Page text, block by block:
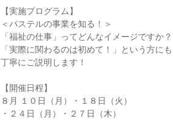
【実施プログラム】
＜パステルの事業を知る！＞
「福祉の仕事」ってどんなイメージですか？
「実際に関わるのは初めて！」という方にも
丁寧にご説明します！
【開催日程】
８月 １０日（月）・１８日（火）
・２４日（月）・２７日（木）